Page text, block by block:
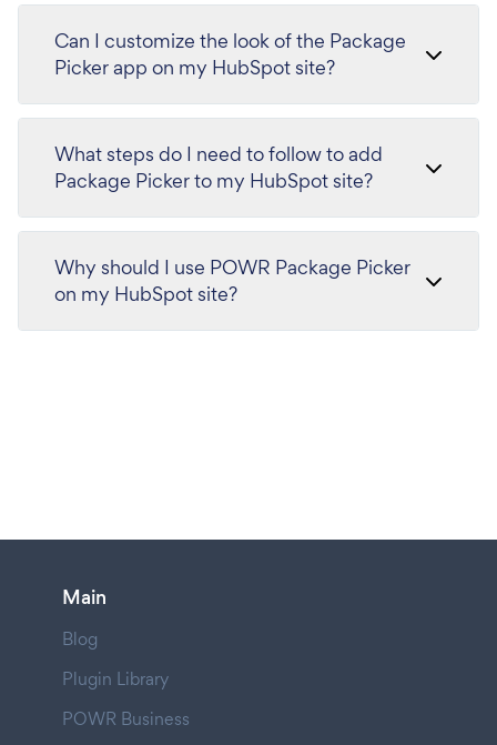
Can I customize the look of the Package
Picker app on my HubSpot site?
What steps do I need to follow to add
Package Picker to my HubSpot site?
Why should I use POWR Package Picker
on my HubSpot site?
Main
Blog
Plugin Library
POWR Business